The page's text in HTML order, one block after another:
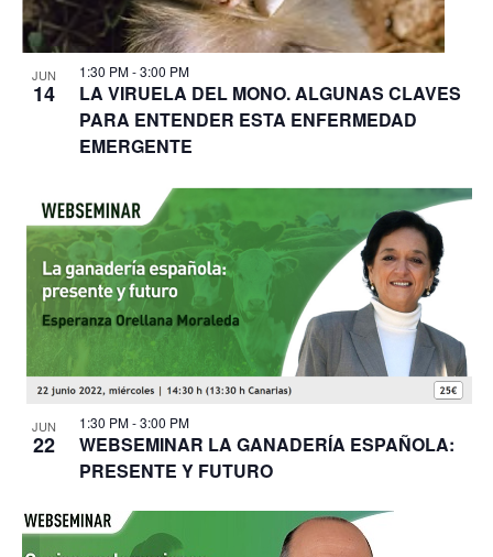
JUN
14
1:30 PM-3:00 PM
LA VIRUELA DEL MONO. ALGUNAS CLAVES
PARA ENTENDER ESTA ENFERMEDAD
EMERGENTE
JUN
22
1:30 PM-3:00 PM
WEBSEMINAR LA GANADERÍA ESPAÑOLA:
PRESENTE Y FUTURO